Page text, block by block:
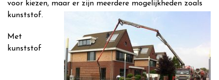
voor kiezen, maar er zijn meerdere mogelijkheden zoals
kunststof.
Met
kunststof